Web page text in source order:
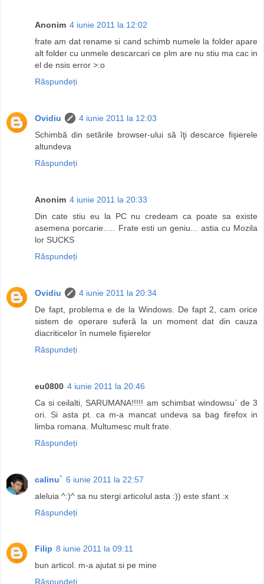
Anonim 4 iunie 2011 la 12:02
frate am dat rename si cand schimb numele la folder apare
alt folder cu unmele descarcari ce plm are nu stiu ma cac in
el de nsis error >:o
Răspundeți
Ovidiu
4 iunie 2011 la 12:03
Schimbă din setările browser-ului să îţi descarce fişierele
altundeva
Răspundeți
Anonim 4 iunie 2011 la 20:33
Din cate stiu eu la PC nu credeam ca poate sa existe
asemena porcarie..... Frate esti un geniu... astia cu Mozila
lor SUCKS
Răspundeți
Ovidiu
4 iunie 2011 la 20:34
De fapt, problema e de la Windows. De fapt 2, cam orice
sistem de operare suferă la un moment dat din cauza
diacriticelor în numele fişierelor
Răspundeți
eu0800 4 iunie 2011 la 20:46
Ca si ceilalti, SARUMANA!!!!! am schimbat windowsu` de 3
ori. Si asta pt. ca m-a mancat undeva sa bag firefox in
limba romana. Multumesc mult frate.
Răspundeți
calinu` 6 iunie 2011 la 22:57
aleluia ^:)^ sa nu stergi articolul asta :)) este sfant :x
Răspundeți
Filip 8 iunie 2011 la 09:11
bun articol. m-a ajutat si pe mine
Răspundeți